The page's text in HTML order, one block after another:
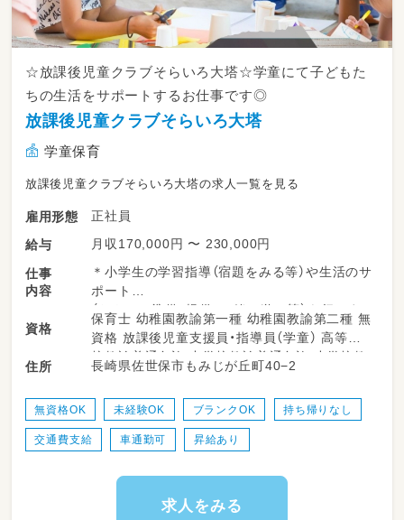
☆放課後児童クラブそらいろ大塔☆学童にて子どもた
ちの生活をサポートするお仕事です◎
放課後児童クラブそらいろ大塔
学童保育
放課後児童クラブそらいろ大塔の求人一覧を見る
雇用形態
正社員
給与
月収170,000円 〜 230,000円
仕事
内容
＊小学生の学習指導（宿題をみる等）や生活のサ
ポート
（おやつの準備・提供、一緒に遊ぶ等）を行いま
す！
＊指導対象：小学生（３０～４０名）
＊低学年～高学年まで指導していただきます☆
資格
保育士 幼稚園教諭第一種 幼稚園教諭第二種 無
資格 放課後児童支援員・指導員（学童） 高等学
校教諭普通免許 中学校教諭普通免許 小学校教
諭普通免許
住所 長崎県佐世保市もみじが丘町40−2
無資格OK 未経験OK ブランクOK 持ち帰りなし
交通費支給 車通勤可 昇給あり
求人をみる